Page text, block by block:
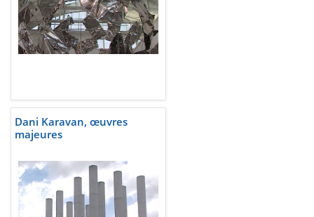
Dani Karavan, œuvres
majeures